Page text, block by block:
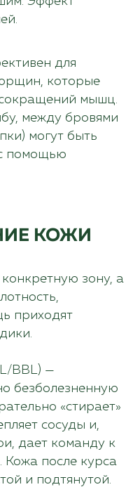
для
которые
мышц.
между бровями
могут быть
помощью
КОЖИ
зону, а
приходят
BBL) —
безболезненную
«стирает»
сосуды и,
дает команду к
Кожа после курса
и подтянутой.